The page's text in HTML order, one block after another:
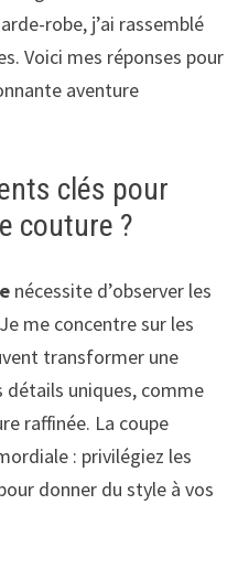
robe, j’ai rassemblé
Voici mes réponses pour
aventure
clés pour
couture ?
nécessite d’observer les
me concentre sur les
transformer une
détails uniques, comme
raffinée. La coupe
: privilégiez les
donner du style à vos